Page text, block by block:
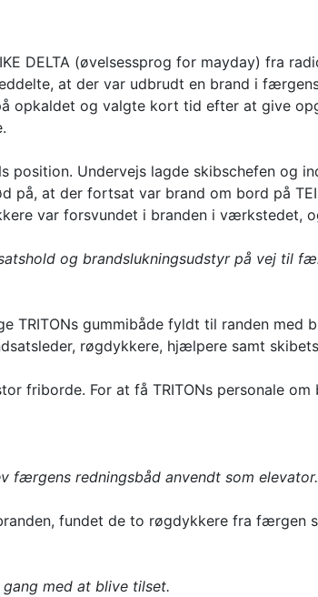
DELTA (øvelsessprog for mayday) fra
at der var udbrudt en brand i
opkaldet og valgte kort tid efter at give
position. Undervejs lagde skibschefen og
på, at der fortsat var brand om bord på
var forsvundet i branden i værkstedet,
og brandslukningsudstyr på vej til
TRITONs gummibåde fyldt til randen
røgdykkere, hjælpere samt
friborde. For at få TRITONs personale
færgens redningsbåd anvendt som elevator.
fundet de to røgdykkere fra færgen
med at blive tilset.